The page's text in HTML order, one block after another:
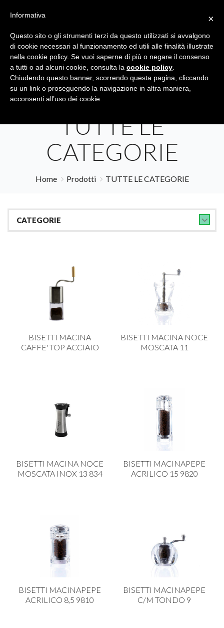
Tutte le categorie Cerca
TUTTE LE
CATEGORIE
Home Prodotti TUTTE LE CATEGORIE
CATEGORIE
ACCESSORI TAVOLA
ACCESSORI VETRO
BILANCE
CALICI E BICCHIERI
CAMPEGGIO E GIARDINO
CARTA
FIORI ARTIFICIALI
FONDUES E PIETRE OLLARI
LEGNO
BISETTI MACINA
CAFFE' TOP ACCIAIO
BISETTI MACINA NOCE
MOSCATA 11
BISETTI MACINA NOCE
MOSCATA INOX 13 834
BISETTI MACINAPEPE
ACRILICO 15 9820
BISETTI MACINAPEPE
ACRILICO 8,5 9810
BISETTI MACINAPEPE
C/M TONDO 9
×
Informativa
Questo sito o gli strumenti terzi da questo utilizzati si avvalgono
di cookie necessari al funzionamento ed utili alle finalità illustrate
nella cookie policy. Se vuoi saperne di più o negare il consenso
a tutti o ad alcuni cookie, consulta la cookie policy
Chiudendo questo banner, scorrendo questa pagina, cliccando
su un link o proseguendo la navigazione in altra maniera,
acconsenti all’uso dei cookie.